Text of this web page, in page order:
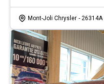
Mont-Joli Chrysler - 26314A